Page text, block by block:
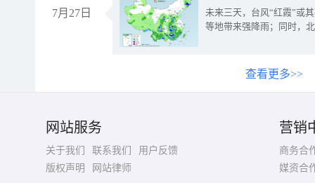
7月27日
未来三天，台风“红霞”或
等地带来强降雨；同时，
查看更多>>
网站服务
关于我们 联系我们
用户反馈
版权声明
网站律师
营销
商务合
媒资合